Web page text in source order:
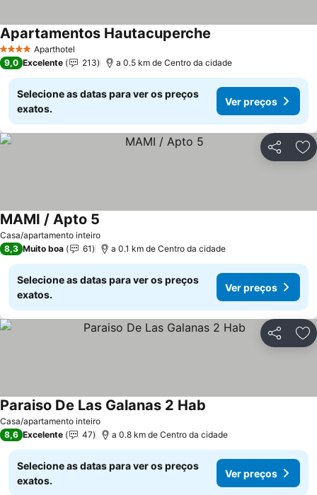
4 EstrelasAparthotel
Apartamentos Hautacuperche
9,0 Excelente 213 a 0.5 km de Centro da cidade
Selecione as datas para ver os preços
exatos.
Ver preços
Partilhar
Casa/apartamento inteiro
MAMI / Apto 5
8,3 Muito boa 61 a 0.1 km de Centro da cidade
Selecione as datas para ver os preços
exatos.
Ver preços
Partilhar
Casa/apartamento inteiro
Paraiso De Las Galanas 2 Hab
8,6 Excelente 47 a 0.8 km de Centro da cidade
Selecione as datas para ver os preços
exatos.
Ver preços